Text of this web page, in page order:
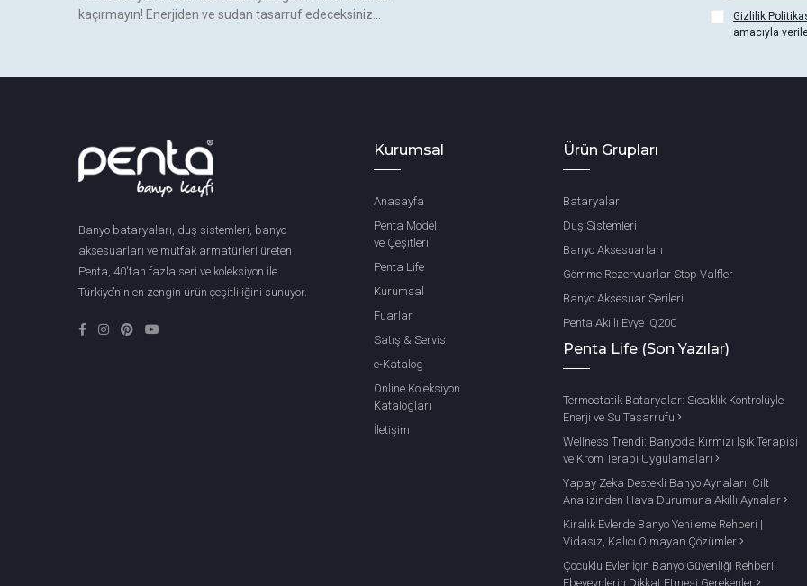
kaçırmayın! Enerjiden ve sudan tasarruf edeceksiniz...
Gizlilik
amacıyla
Banyo bataryaları, duş sistemleri, banyo
aksesuarları ve mutfak armatürleri üreten
Penta, 40'tan fazla seri ve koleksiyon ile
Türkiye’nin en zengin ürün çeşitliliğini sunuyor.
Kurumsal
Anasayfa
Penta Model
ve Çeşitleri
Penta Life
Kurumsal
Fuarlar
Satış & Servis
e-Katalog
Online Koleksiyon
Katalogları
İletişim
Ürün Grupları
Bataryalar
Duş Sistemleri
Banyo Aksesuarları
Gömme Rezervuarlar Stop Valfler
Banyo Aksesuar Serileri
Penta Akıllı Evye IQ200
Penta Life (Son Yazılar)
Termostatik Bataryalar: Sıcaklık Kontrolüyle
Enerji ve Su Tasarrufu
Wellness Trendi: Banyoda Kırmızı Işık Terapisi
ve Krom Terapi Uygulamaları
Yapay Zeka Destekli Banyo Aynaları: Cilt
Analizinden Hava Durumuna Akıllı Aynalar
Kiralık Evlerde Banyo Yenileme Rehberi |
Vidasız, Kalıcı Olmayan Çözümler
Çocuklu Evler İçin Banyo Güvenliği Rehberi:
Ebeveynlerin Dikkat Etmesi Gerekenler